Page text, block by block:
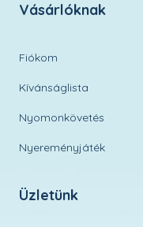
Vásárlóknak
Fiókom
Kívánságlista
Nyomonkövetés
Nyereményjáték
Üzletünk